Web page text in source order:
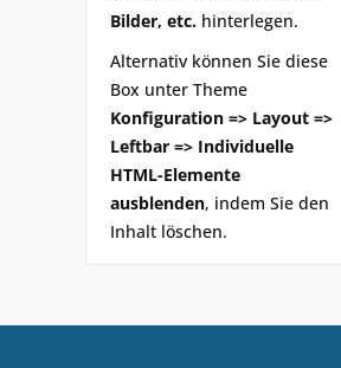
Bilder, etc. hinterlegen.
Alternativ können Sie diese
Box unter Theme
Konfiguration => Layout =>
Leftbar => Individuelle
HTML-Elemente
ausblenden, indem Sie den
Inhalt löschen.